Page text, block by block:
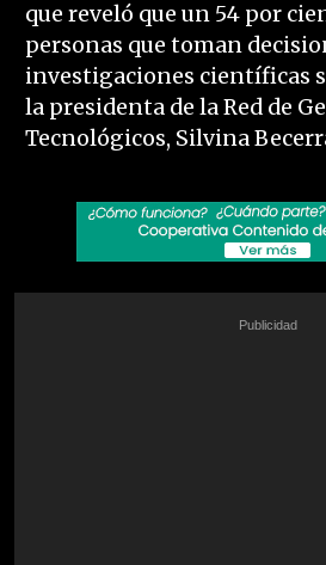
que reveló que un 54 por
personas que toman
investigaciones científicas
la presidenta de la Red de
Tecnológicos, Silvina